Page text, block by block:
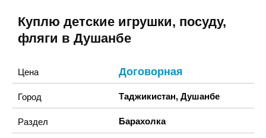
Куплю детские игрушки, посуду,
фляги в Душанбе
Цена Договорная
Город Таджикистан,Душанбе
Раздел Барахолка